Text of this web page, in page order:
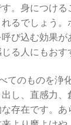
。身につけ
るでしょう
び込む効果が
る人にもおす
てのものを浄
し、直感力
存在です。あ